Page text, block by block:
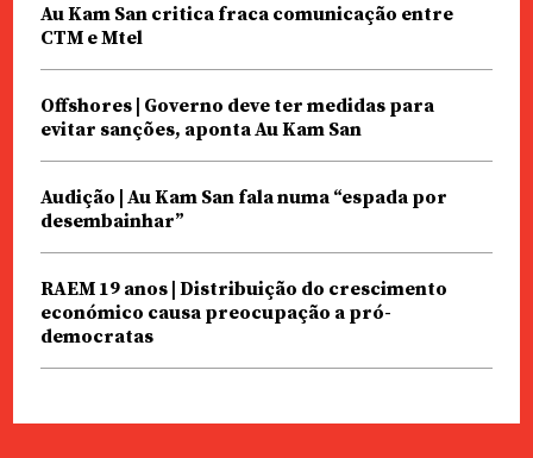
Au Kam San critica fraca comunicação entre
CTM e Mtel
Offshores | Governo deve ter medidas para
evitar sanções, aponta Au Kam San
Audição | Au Kam San fala numa “espada por
desembainhar”
RAEM 19 anos | Distribuição do crescimento
económico causa preocupação a pró-
democratas